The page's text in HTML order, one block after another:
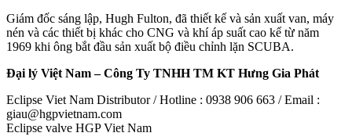
Giám đốc sáng lập, Hugh Fulton, đã thiết kế và sản xuất van, máy
nén và các thiết bị khác cho CNG và khí áp suất cao kể từ năm
1969 khi ông bắt đầu sản xuất bộ điều chỉnh lặn SCUBA.
Đại lý Việt Nam – Công Ty TNHH TM KT Hưng Gia Phát
Eclipse Viet Nam Distributor / Hotline : 0938 906 663 / Email :
giau@hgpvietnam.com
Eclipse valve HGP Viet Nam